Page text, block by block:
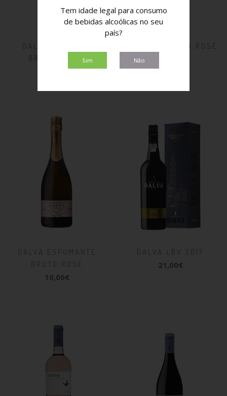
DALVA COLHEITA
BRANCO 2025
DALVA COLHEITA ROSÉ
DALVA ESPUMANTE
BRUTO ROSÉ
10,00€
DALVA LBV 2017
21,00€
Tem idade legal para consumo
de bebidas alcoólicas no seu
país?
Sim Não